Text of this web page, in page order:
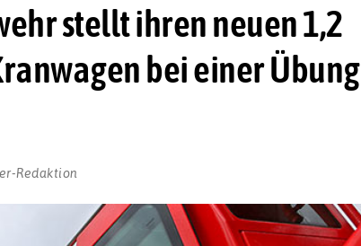
stellt ihren neuen 1,2
bei einer Übung
Redaktion